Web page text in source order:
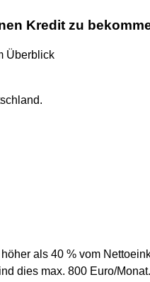
Kredit zu
Überblick
als 40 % vom
dies max. 800 Euro/Monat.